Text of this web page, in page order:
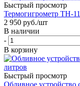
Быстрый просмотр
Термогигрометр TH-
2 950 руб./шт
В наличии
-
В корзину
Быстрый просмотр
Обливное устройство